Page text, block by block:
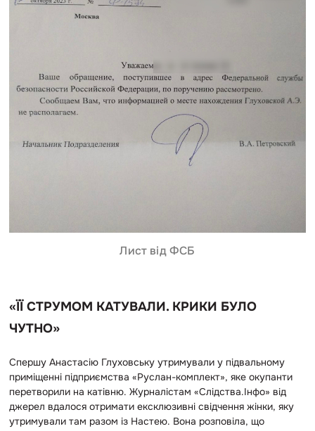
Лист від ФСБ
«ЇЇ СТРУМОМ КАТУВАЛИ. КРИКИ БУЛО
ЧУТНО»
Спершу Анастасію Глуховську утримували у підвальному
приміщенні підприємства «Руслан-комплект», яке окупанти
перетворили на катівню. Журналістам «Слідства.Інфо» від
джерел вдалося отримати ексклюзивні свідчення жінки, яку
утримували там разом із Настею. Вона розповіла, що